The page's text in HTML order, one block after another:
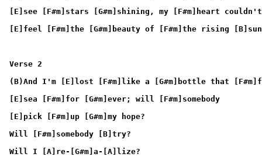
[E]see [F#m]stars [G#m]shining, my [F#m]heart couldn't
[E]feel [F#m]the [G#m]beauty of [F#m]the rising [B]sun
Verse 2
(B)And I'm [E]lost [F#m]like a [G#m]bottle that
[E]sea [F#m]for [G#m]ever; will [F#m]somebody
[E]pick [F#m]up [G#m]my hope?
Will [F#m]somebody [B]try?
Will I [A]re-[G#m]a-[A]lize?